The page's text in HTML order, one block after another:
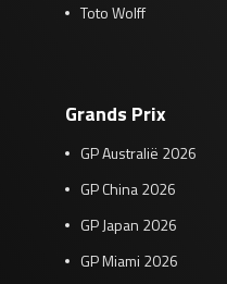
Toto Wolff
Grands Prix
GP Australië 2026
GP China 2026
GP Japan 2026
GP Miami 2026